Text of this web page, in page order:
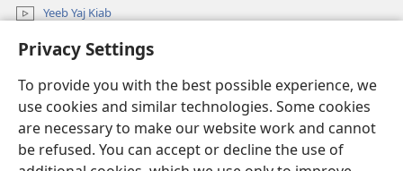
Privacy Settings
To provide you with the best possible experience, we
use cookies and similar technologies. Some cookies
are necessary to make our website work and cannot
be refused. You can accept or decline the use of
Yeeb Yaj Kiab
Nrhiav
Pab Nyiaj Txiag
(opens
new
window)Phau Tsom Faj LUB VEJ XAIJ TSHAWB NRHIAV VAJLUGKUB
(opens
new